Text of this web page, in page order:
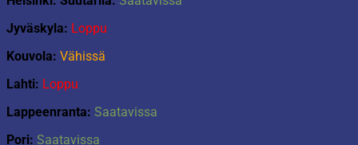
Jyväskyla: Loppu
Kouvola: Vähissä
Lahti: Loppu
Lappeenranta: Saatavissa
Pori: Saatavissa